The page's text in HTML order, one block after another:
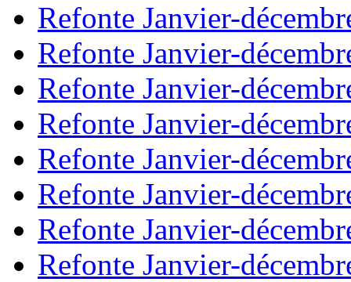
Refonte Janvier-
Refonte Janvier-
Refonte Janvier-
Refonte Janvier-
Refonte Janvier-
Refonte Janvier-
Refonte Janvier-
Refonte Janvier-